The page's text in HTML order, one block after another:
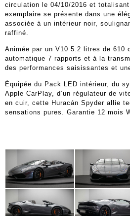
circulation le 04/10/2016 et
exemplaire se présente dans une
associée à un intérieur noir,
raffiné.
Animée par un V10 5.2 litres de 610
automatique 7 rapports et à la
des performances saisissantes et
Équipée du Pack LED intérieur, du
Apple CarPlay, d’un régulateur de
en cuir, cette Huracán Spyder allie
sensations pures. Garantie 12 mois